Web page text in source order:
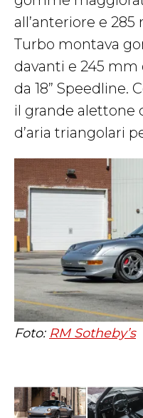
all’anteriore e
Turbo montava
davanti e 245
da 18” Speedline.
il grande alettone
d’aria triangolari
Foto: RM Sotheby’s